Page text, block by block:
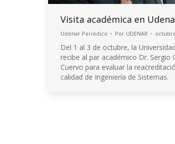
Visita académica en
Udenar Periódico Por UDENAR
Del 1 al 3 de octubre, la
recibe al par académico Dr. Sergio
Cuervo para evaluar la
calidad de Ingeniería de Sistemas.